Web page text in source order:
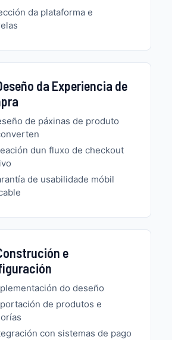
da plataforma e
da Experiencia de
de páxinas de produto
dun fluxo de checkout
de usabilidade móbil
e
do deseño
de produtos e
con sistemas de pago